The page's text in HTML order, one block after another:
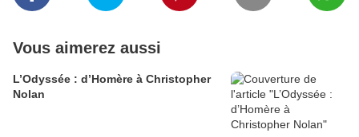
Vous aimerez aussi
L’Odyssée : d’Homère à Christopher
Nolan